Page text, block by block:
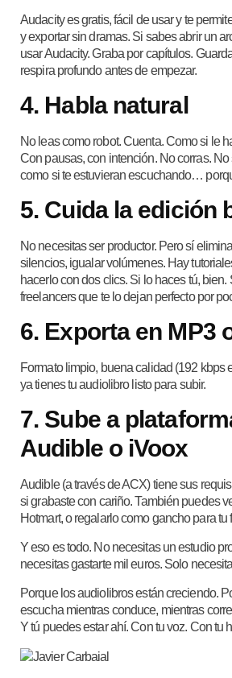
Audacity es gratis, fácil de usar y te
y exportar sin dramas. Si sabes abrir un
usar Audacity. Graba por capítulos.
respira profundo antes de empezar.
4. Habla natural
No leas como robot. Cuenta. Como si le
Con pausas, con intención. No corras.
como si te estuvieran escuchando…
5. Cuida la edición
No necesitas ser productor. Pero sí
silencios, igualar volúmenes. Hay
hacerlo con dos clics. Si lo haces tú, bien.
freelancers que te lo dejan perfecto por
6. Exporta en MP3
Formato limpio, buena calidad (192 kbps
ya tienes tu audiolibro listo para subir.
7. Sube a
Audible o iVoox
Audible (a través de ACX) tiene sus
si grabaste con cariño. También puedes
Hotmart, o regalarlo como gancho para tu
Y eso es todo. No necesitas un estudio
necesitas gastarte mil euros. Solo
Porque los audiolibros están creciendo.
escucha mientras conduce, mientras
Y tú puedes estar ahí. Con tu voz. Con tu